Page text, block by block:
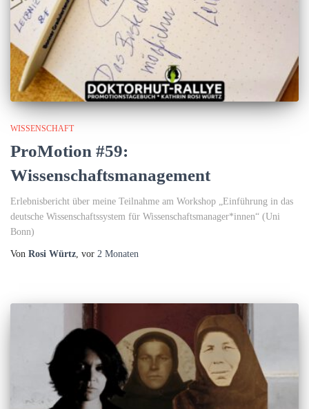
WISSENSCHAFT
ProMotion #59:
Wissenschaftsmanagement
Erlebnisbericht über meine Teilnahme am Workshop „Einführung in das
deutsche Wissenschaftssystem für Wissenschaftsmanager*innen“ (Uni
Bonn)
Von Rosi Würtz , vor 2 Monaten